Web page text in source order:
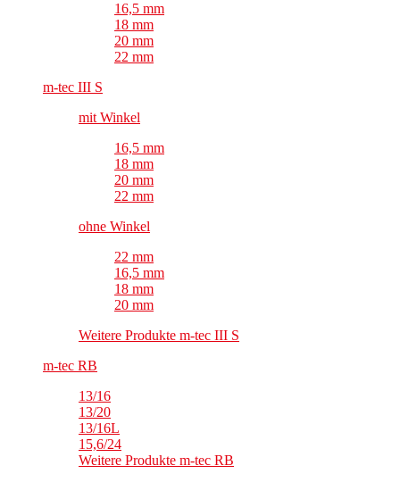
16,5 mm
18 mm
20 mm
22 mm
m-tec III S
mit Winkel
16,5 mm
18 mm
20 mm
22 mm
ohne Winkel
22 mm
16,5 mm
18 mm
20 mm
Weitere Produkte m-tec III S
m-tec RB
13/16
13/20
13/16L
15,6/24
Weitere Produkte m-tec RB